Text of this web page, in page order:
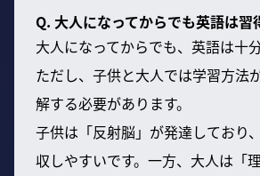
Q. 大人になってからでも英語は習
大人になってからでも、英語は十
ただし、子供と大人では学習方法
解する必要があります。
子供は「反射脳」が発達しており
収しやすいです。一方、大人は「